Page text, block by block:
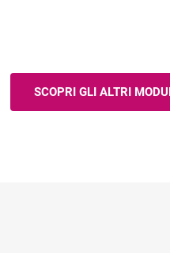
SCOPRI GLI ALTRI